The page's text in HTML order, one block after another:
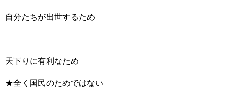
自分たちが出世するため
天下りに有利なため
★全く国民のためではない